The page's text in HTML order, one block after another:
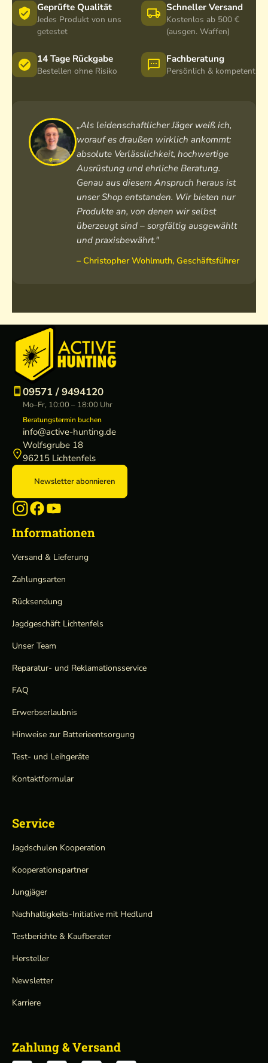
Geprüfte Qualität
Jedes Produkt von uns
getestet
Schneller Versand
Kostenlos ab 500 €
(ausgen. Waffen)
14 Tage Rückgabe
Bestellen ohne Risiko
Fachberatung
Persönlich & kompetent
„Als leidenschaftlicher Jäger weiß ich,
worauf es draußen wirklich ankommt:
absolute Verlässlichkeit, hochwertige
Ausrüstung und ehrliche Beratung.
Genau aus diesem Anspruch heraus ist
unser Shop entstanden. Wir bieten nur
Produkte an, von denen wir selbst
überzeugt sind – sorgfältig ausgewählt
und praxisbewährt."
– Christopher Wohlmuth, Geschäftsführer
09571 / 9494120
Mo–Fr, 10:00 – 18:00 Uhr
Beratungstermin buchen
info@active-hunting.de
Wolfsgrube 18
96215 Lichtenfels
Newsletter abonnieren
Informationen
Versand & Lieferung
Zahlungsarten
Rücksendung
Jagdgeschäft Lichtenfels
Unser Team
Reparatur- und Reklamationsservice
FAQ
Erwerbserlaubnis
Hinweise zur Batterieentsorgung
Test- und Leihgeräte
Kontaktformular
Service
Jagdschulen Kooperation
Kooperationspartner
Jungjäger
Nachhaltigkeits-Initiative mit Hedlund
Testberichte & Kaufberater
Hersteller
Newsletter
Karriere
Zahlung & Versand